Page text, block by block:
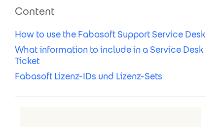
Content
How to use the Fabasoft Support Service Desk
What information to include in a Service Desk
Ticket
Fabasoft Lizenz-IDs und Lizenz-Sets